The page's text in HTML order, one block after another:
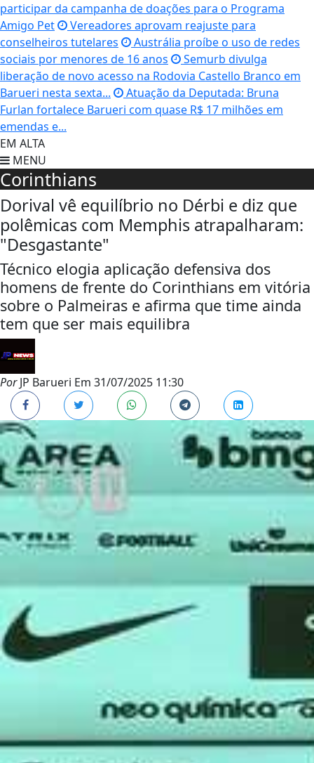
participar da campanha de doações para o Programa
Amigo Pet
Vereadores aprovam reajuste para
conselheiros tutelares
Austrália proíbe o uso de redes
sociais por menores de 16 anos
Semurb divulga
liberação de novo acesso na Rodovia Castello Branco em
Barueri nesta sexta...
Atuação da Deputada: Bruna
Furlan fortalece Barueri com quase R$ 17 milhões em
emendas e...
EM ALTA
MENU
Corinthians
Dorival vê equilíbrio no Dérbi e diz que
polêmicas com Memphis atrapalharam:
"Desgastante"
Técnico elogia aplicação defensiva dos
homens de frente do Corinthians em vitória
sobre o Palmeiras e afirma que time ainda
tem que ser mais equilibra
PorJP Barueri Em 31/07/2025 11:30